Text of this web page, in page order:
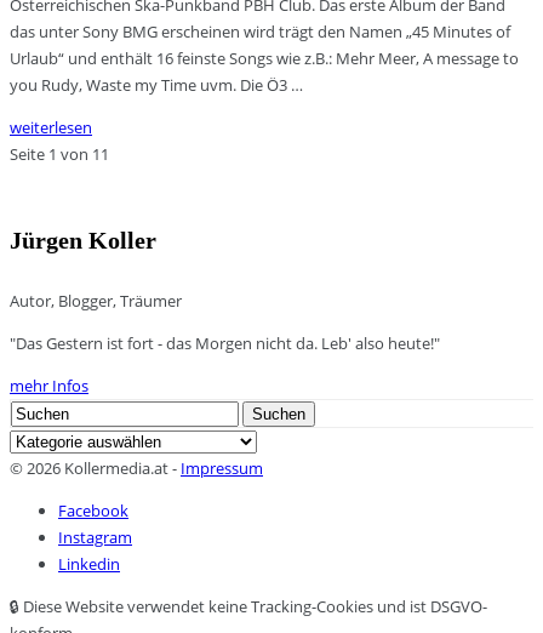
Österreichischen Ska-Punkband PBH Club. Das erste Album der Band
das unter Sony BMG erscheinen wird trägt den Namen „45 Minutes of
Urlaub“ und enthält 16 feinste Songs wie z.B.: Mehr Meer, A message to
you Rudy, Waste my Time uvm. Die Ö3 …
weiterlesen
Seite 1 von 11
Jürgen Koller
Autor, Blogger, Träumer
"Das Gestern ist fort - das Morgen nicht da. Leb' also heute!"
mehr Infos
Search
for:
Suchen
Kategorien
© 2026 Kollermedia.at - Impressum
Facebook
Instagram
Linkedin
🔒 Diese Website verwendet keine Tracking-Cookies und ist DSGVO-